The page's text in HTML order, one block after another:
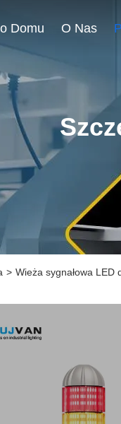
Domu O Nas
> Wieża sygnałowa LED